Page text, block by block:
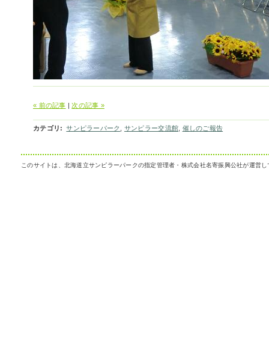
« 前の記事 |次の記事 »
カテゴリ : サンピラーパーク サンピラー交流館 催しのご報告
このサイトは、北海道立サンピラーパークの指定管理者・株式会社名寄振興公社が運営